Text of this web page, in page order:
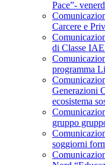
Pace”-
Carcere e
di Classe
programma
Generazioni
ecosistema
gruppo
soggiorni